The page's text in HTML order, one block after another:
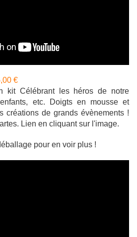
€
kit Célébrant les héros de notre
etc. Doigts en mousse et
créations de grands évènements !
Lien en cliquant sur l'image.
pour en voir plus !